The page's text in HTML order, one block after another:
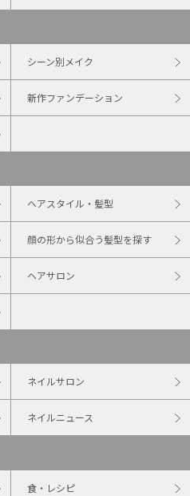
シーン別メイク
新作ファンデーション
ヘアスタイル・髪型
顔の形から似合う髪型を探す
ヘアサロン
ネイルサロン
ネイルニュース
食・レシピ